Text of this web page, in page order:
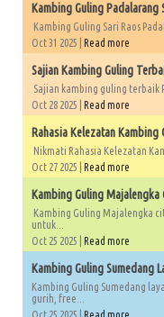
Kambing Guling Padalarang
Kambing Guling Sari Raos
Oct 31 2025 | Read more
Sajian Kambing Guling
Sajian kambing guling terbaik
Oct 28 2025 | Read more
Rahasia Kelezatan Kambing
Nikmati Rahasia Kelezatan
Oct 27 2025 | Read more
Kambing Guling Majalengka
Kambing Guling Majalengka
untuk...
Oct 25 2025 | Read more
Kambing Guling Sumedang
Kambing Guling Sumedang
gurih, free...